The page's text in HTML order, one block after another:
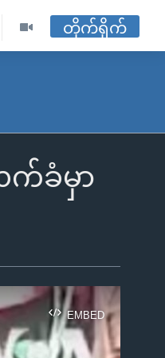
တိုက်ရိုက်
က်ခံမှာ
EMBED